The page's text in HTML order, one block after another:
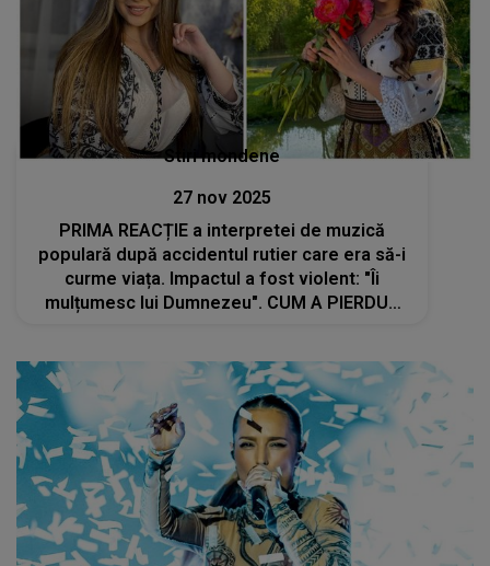
Stiri mondene
27 nov 2025
PRIMA REACȚIE a interpretei de muzică
populară după accidentul rutier care era să-i
curme viața. Impactul a fost violent: "Îi
mulțumesc lui Dumnezeu". CUM A PIERDUT